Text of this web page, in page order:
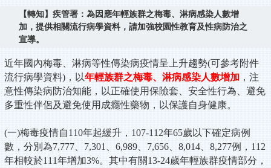
【轉知】疾管署：為因應年輕族群之梅毒、淋病感染人數增
加，提供相關流行病學資料，請加強校園性教育及性病防治之
宣導。
近年國內梅毒、淋病等性傳染病疫情呈上升趨勢(可參考附件
流行病學資料)，以年輕族群之梅毒、淋病感染人數增加 ，注
意性傳染病防治知能，以正確使用保險套、安全性行為、避免
多重性伴侶及避免使用成癮性藥物，以保護自身健康。
(一)梅毒疫情自110年起緩升，107-112年65歲以下確定病例
數，分別為7,777、7,301、6,989、7,656、8,014、8,277例，112
年相較於111年增加3%。其中有關13-24歲年輕族群疫情部分，